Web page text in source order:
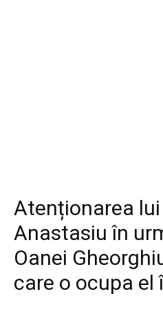
Atenționarea lui
Anastasiu în
Oanei
care o ocupa el